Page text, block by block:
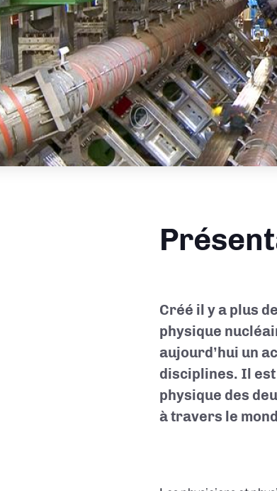
Créé il y a plus
physique
aujourd’hui un
disciplines. Il
physique des
à travers le